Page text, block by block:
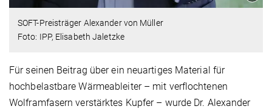
SOFT-Preisträger Alexander von Müller
Foto: IPP, Elisabeth Jaletzke
Für seinen Beitrag über ein neuartiges Material für
hochbelastbare Wärmeableiter – mit verfloch­tenen
Wolfram­fasern verstärktes Kupfer – wurde Dr. Alexander